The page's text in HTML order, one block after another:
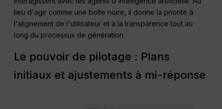
lieu d'agir comme une boîte noire, il donne la priorité à
l'alignement de l'utilisateur et à la transparence tout au
long du processus de génération
Le pouvoir de pilotage : Plans
initiaux et ajustements à mi-réponse